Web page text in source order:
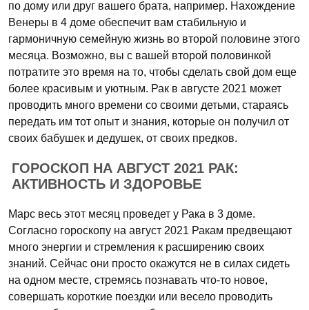
по дому или друг вашего брата, например. Нахождение
Венеры в 4 доме обеспечит вам стабильную и
гармоничную семейную жизнь во второй половине этого
месяца. Возможно, вы с вашей второй половинкой
потратите это время на то, чтобы сделать свой дом еще
более красивым и уютным. Рак в августе 2021 может
проводить много времени со своими детьми, стараясь
передать им тот опыт и знания, которые он получил от
своих бабушек и дедушек, от своих предков.
ГОРОСКОП НА АВГУСТ 2021 РАК:
АКТИВНОСТЬ И ЗДОРОВЬЕ
Марс весь этот месяц проведет у Рака в 3 доме.
Согласно гороскопу на август 2021 Ракам предвещают
много энергии и стремления к расширению своих
знаний. Сейчас они просто окажутся не в силах сидеть
на одном месте, стремясь познавать что-то новое,
совершать короткие поездки или весело проводить